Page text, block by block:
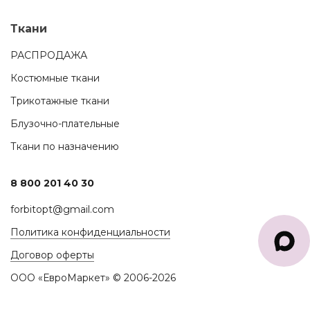
Ткани
РАСПРОДАЖА
Костюмные ткани
Трикотажные ткани
Блузочно-плательные
Ткани по назначению
8 800 201 40 30
forbitopt@gmail.com
Политика конфиденциальности
Договор оферты
ООО «ЕвроМаркет» © 2006-2026